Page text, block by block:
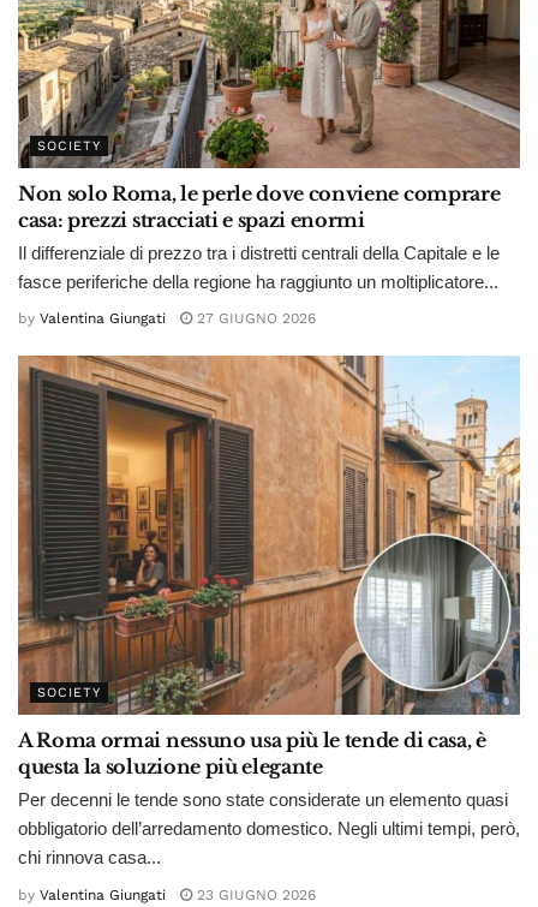
SOCIETY
Non solo Roma, le perle dove conviene comprare
casa: prezzi stracciati e spazi enormi
Il differenziale di prezzo tra i distretti centrali della Capitale e le
fasce periferiche della regione ha raggiunto un moltiplicatore...
by Valentina Giungati 27 GIUGNO 2026
SOCIETY
A Roma ormai nessuno usa più le tende di casa, è
questa la soluzione più elegante
Per decenni le tende sono state considerate un elemento quasi
obbligatorio dell’arredamento domestico. Negli ultimi tempi, però,
chi rinnova casa...
by Valentina Giungati 23 GIUGNO 2026